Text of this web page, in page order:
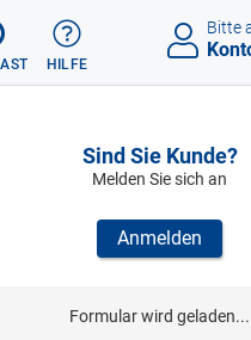
HILFE
Bitte
Sind Sie Kunde?
Melden Sie sich an
Anmelden
Formular wird geladen...
NÄCHSTER
von 01.01.1992 bis